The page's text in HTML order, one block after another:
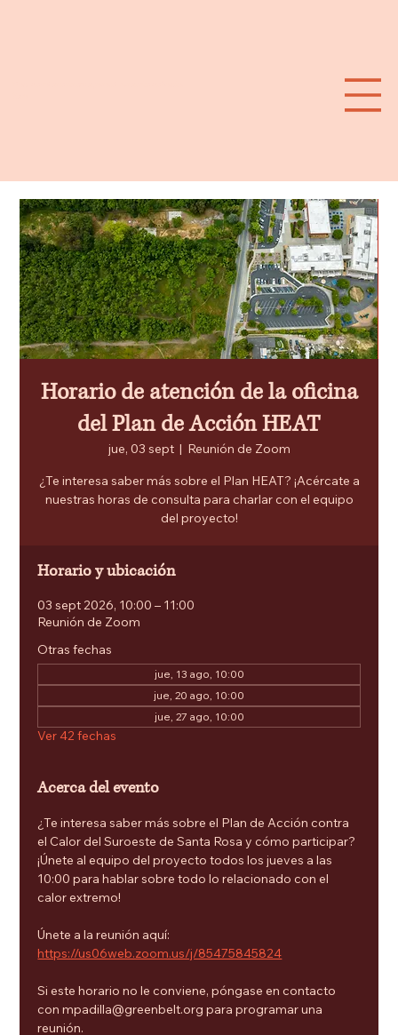
Horario de atención de la oficina
del Plan de Acción HEAT
jue, 03 sept
  |
Reunión de Zoom
¿Te interesa saber más sobre el Plan HEAT? ¡Acércate a
nuestras horas de consulta para charlar con el equipo
del proyecto!
Horario y ubicación
03 sept 2026, 10:00 – 11:00
Reunión de Zoom
Otras fechas
jue, 13 ago, 10:00
jue, 20 ago, 10:00
jue, 27 ago, 10:00
Ver 42 fechas
Acerca del evento
¿Te interesa saber más sobre el Plan de Acción contra
el Calor del Suroeste de Santa Rosa y cómo participar?
¡Únete al equipo del proyecto todos los jueves a las
10:00 para hablar sobre todo lo relacionado con el
calor extremo!
Únete a la reunión aquí:
https://us06web.zoom.us/j/85475845824
Si este horario no le conviene, póngase en contacto
con mpadilla@greenbelt.org para programar una
reunión.